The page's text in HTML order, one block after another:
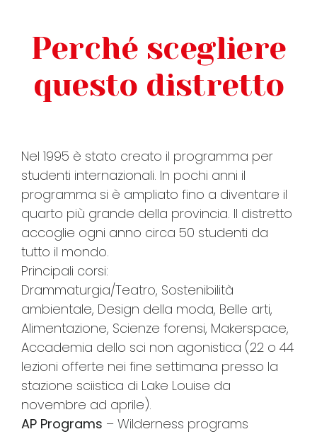
Perché scegliere
questo distretto
Nel 1995 è stato creato il programma per
studenti internazionali. In pochi anni il
programma si è ampliato fino a diventare il
quarto più grande della provincia. Il distretto
accoglie ogni anno circa 50 studenti da
tutto il mondo.
Principali corsi:
Drammaturgia/Teatro, Sostenibilità
ambientale, Design della moda, Belle arti,
Alimentazione, Scienze forensi, Makerspace,
Accademia dello sci non agonistica (22 o 44
lezioni offerte nei fine settimana presso la
stazione sciistica di Lake Louise da
novembre ad aprile).
AP Programs – Wilderness programs